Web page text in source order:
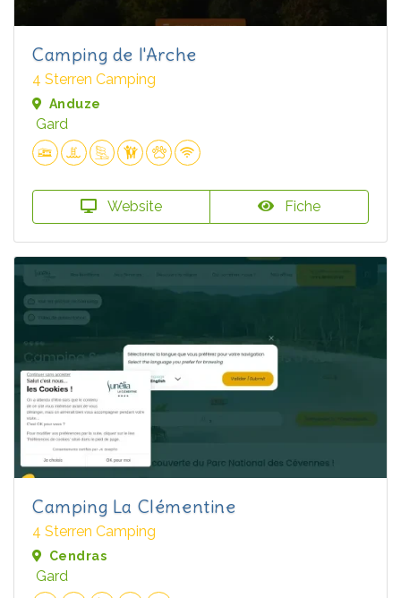
Camping de l'Arche
4 Sterren Camping
Anduze
Gard
Website Fiche
Camping La Clémentine
4 Sterren Camping
Cendras
Gard